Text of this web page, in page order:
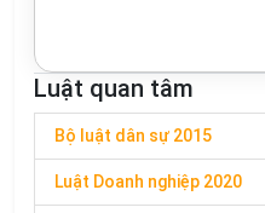
Luật quan tâm
Bộ luật dân sự 2015
Luật Doanh nghiệp 2020